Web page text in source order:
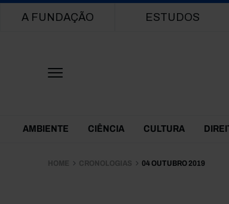
Main navigation
A FUNDAÇÃO ESTUDOS
Themes Menu
AMBIENTE CIÊNCIA CULTURA
HOME CRONOLOGIAS 04 OUTUBRO 2019